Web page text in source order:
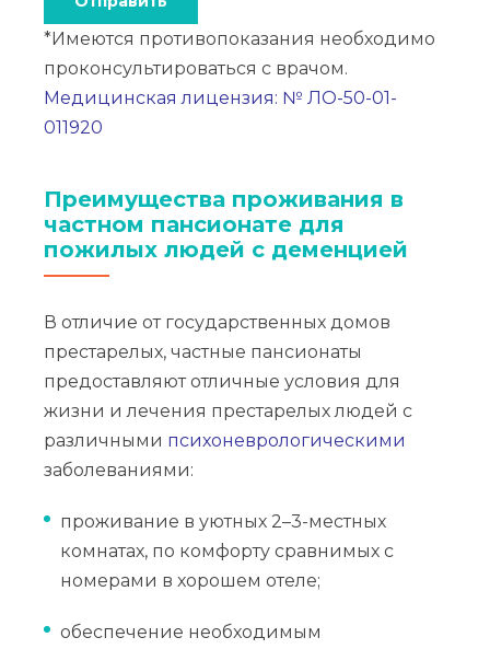
*Имеются противопоказания необходимо
проконсультироваться с врачом.
Медицинская лицензия: № ЛО-50-01-
011920
Преимущества проживания в
частном пансионате для
пожилых людей с деменцией
В отличие от государственных домов
престарелых, частные пансионаты
предоставляют отличные условия для
жизни и лечения престарелых людей с
различными психоневрологическими
заболеваниями:
проживание в уютных 2–3-местных
комнатах, по комфорту сравнимых с
номерами в хорошем отеле;
обеспечение необходимым